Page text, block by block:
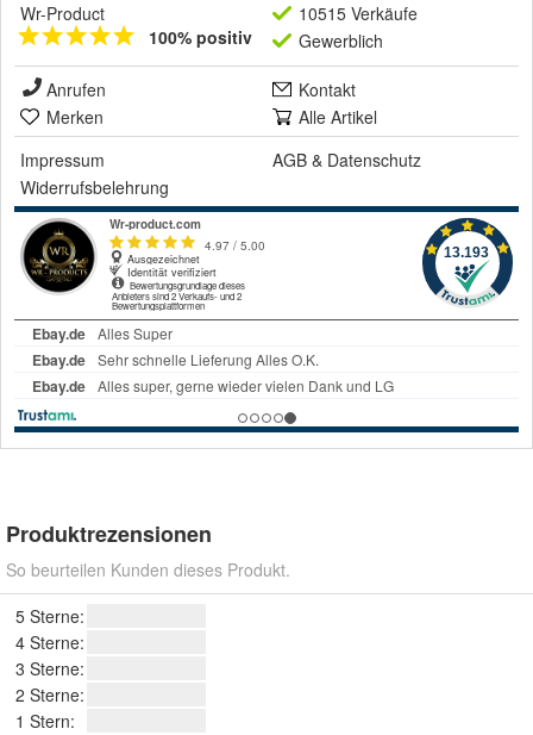
Wr-Product
100% positiv
10515 Verkäufe
Gewerblich
Anrufen
Kontakt
Merken
Alle Artikel
Impressum
AGB & Datenschutz
Widerrufsbelehrung
Produktrezensionen
So beurteilen Kunden dieses Produkt.
5 Sterne:
4 Sterne:
3 Sterne:
2 Sterne:
1 Stern: